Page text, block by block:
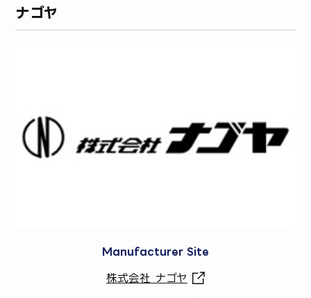
ナゴヤ
Manufacturer Site
株式会社 ナゴヤ